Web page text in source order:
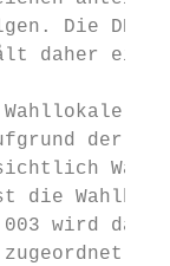
Die DRK-
daher einen
der
Wah-
die Wahlbe-
wird daher
zugeordnet